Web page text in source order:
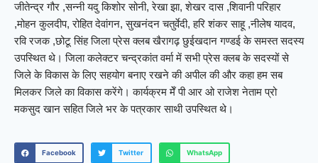
जीतेन्द्र गौर ,सन्नी यदु किशोर सोनी, रेखा झा, शेखर दास ,शिवानी परिहार
,मोहन कुलदीप, रोहित देवांगन, सुखनंदन चतुर्वेदी, हरि शंकर साहू ,नीलेष यादव,
रवि रजक ,छोटू सिंह जिला प्रेस क्लब खैरागढ़ छुईखदान गण्डई के समस्त सदस्य
उपस्थित थे। जिला कलेक्टर चन्द्रकांत वर्मा में सभी प्रेस क्लब के सदस्यों से
जिले के विकास के लिए सहयोग बनाए रखने की अपील की और कहा हम सब
मिलकर जिले का विकास करेंगे। कार्यक्रम मेँ पी आर ओ राजेश नेताम प्रो
मकसुद खान सहित जिले भर के पत्रकार साथी उपस्थित थे।
Facebook Twitter WhatsApp